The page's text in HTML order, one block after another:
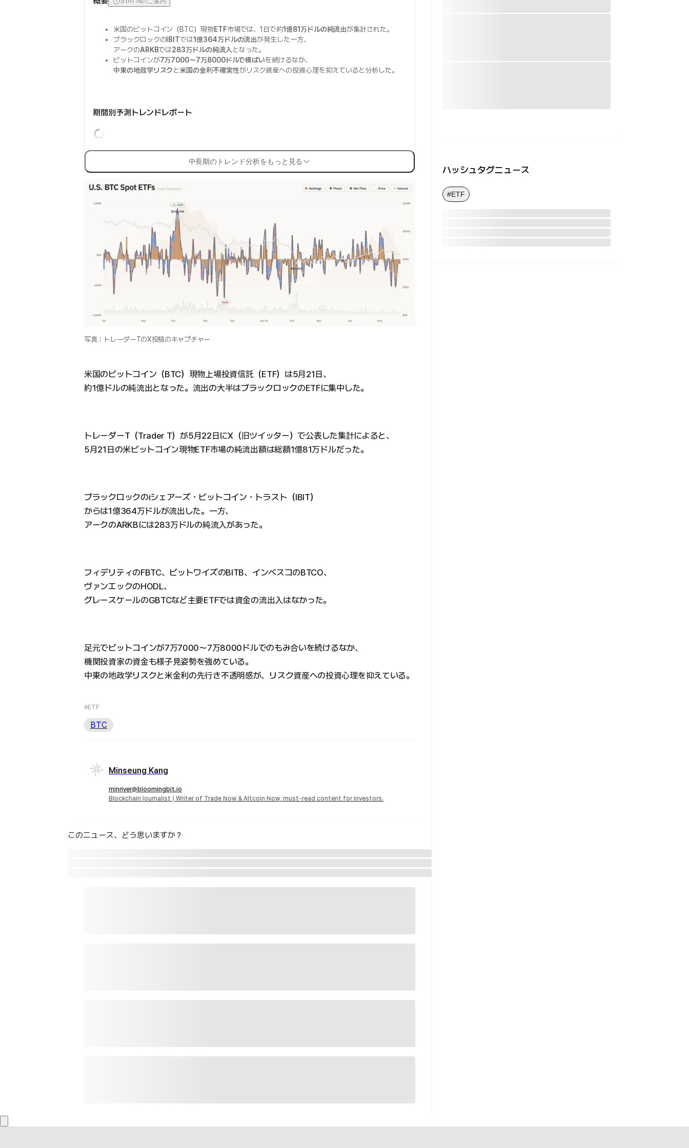
米国のビットコイン（BTC）現物ETF市場では、1日で約1億81万ドルの純流出が集計された。
ブラックロックの IBITでは1億364万ドルの流出が発生した一方、
アークのARKBでは283万ドルの純流入 となった。
ビットコインが7万7000〜7万8000ドルで横ばいを続けるなか、
中東の地政学リスクと米国の金利不確実性がリスク資産への投資心理を抑えていると分析した。
期間別予測トレンドレポート
中長期のトレンド分析をもっと見る
写真：トレーダーTのX投稿のキャプチャー
米国のビットコイン（BTC）現物上場投資信託（ETF）は5月21日、
約1億ドルの純流出となった。流出の大半はブラックロックのETFに集中した。
トレーダーT（Trader T）が5月22日にX（旧ツイッター）で公表した集計によると、
5月21日の米ビットコイン現物ETF市場の純流出額は総額1億81万ドルだった。
ブラックロックのiシェアーズ・ビットコイン・トラスト（IBIT）
からは1億364万ドルが流出した。一方、
アークのARKBには283万ドルの純流入があった。
フィデリティのFBTC、ビットワイズのBITB、インベスコのBTCO、
ヴァンエックのHODL、
グレースケールのGBTCなど主要ETFでは資金の流出入はなかった。
足元でビットコインが7万7000〜7万8000ドルでのもみ合いを続けるなか、
機関投資家の資金も様子見姿勢を強めている。
中東の地政学リスクと米金利の先行き不透明感が、リスク資産への投資心理を抑えている。
#ETF
BTC
Minseung Kang
minriver@bloomingbit.io
Blockchain journalist | Writer of Trade Now & Altcoin Now, must-read content for investors.
このニュース、どう思いますか？
ハッシュタグニュース
#ETF